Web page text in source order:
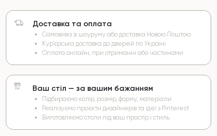
Доставка та оплата
Самовивіз зі шоуруму або доставка Новою Поштою
Кур’єрська доставка до дверей по Україні
Оплата онлайн, при отриманні або частинами
Ваш стіл — за вашим бажанням
Підбираємо колір, розмір, форму, матеріали
Реалізуємо проєкти дизайнерів та ідеї з Pinterest
Виготовляємо столи під ваш простір і стиль